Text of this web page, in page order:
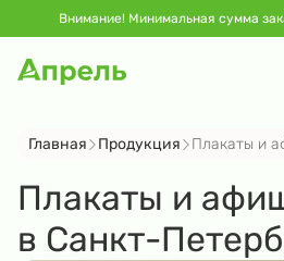
Внимание! Минимальная сумма
Главная Продукция Плакаты и
Плакаты и
в Санкт-